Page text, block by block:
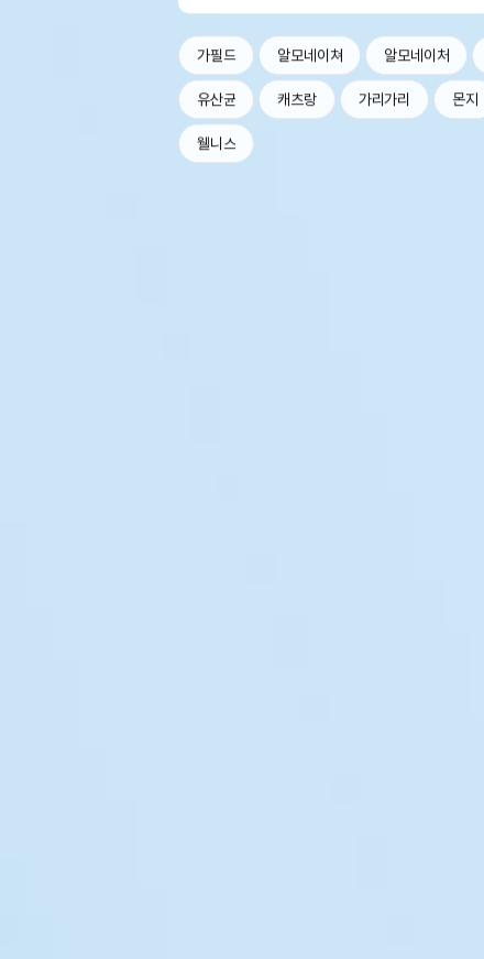
가필드 알모네이쳐 알모네이처
유산균 캐츠랑 가리가리 몬지
웰니스